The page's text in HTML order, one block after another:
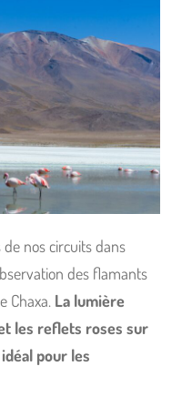
de nos circuits dans
des flamants
Chaxa. La lumière
les reflets roses sur
pour les